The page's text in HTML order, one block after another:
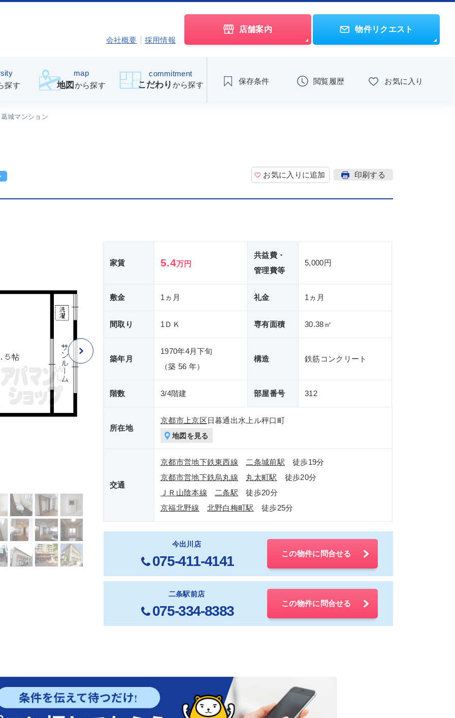
会社概要 採用情報
店舗案内 物件リクエスト
探す
map
地図 から探す
commitment
こだわり から探す 保存条件 閲覧履歴 お気に入り
葛城マンション
お気に入りに追加 印刷する
家賃 5.4万円
共益費・
管理費等
5,000円
敷金 1ヵ月 礼金 1ヵ月
間取り 1ＤＫ 専有面積 30.38㎡
築年月
1970年4月下旬
（築 56 年）
構造 鉄筋コンクリート
階数 3/4階建 部屋番号 312
所在地
京都市上京区日暮通出水上ル秤口町
地図を見る
交通
京都市営地下鉄東西線 二条城前駅 徒歩19分
京都市営地下鉄烏丸線
丸太町駅 徒歩20分
ＪＲ山陰本線
二条駅 徒歩20分
京福北野線
北野白梅町駅 徒歩25分
今出川店
075-411-4141 この物件に問合せる
二条駅前店
075-334-8383 この物件に問合せる